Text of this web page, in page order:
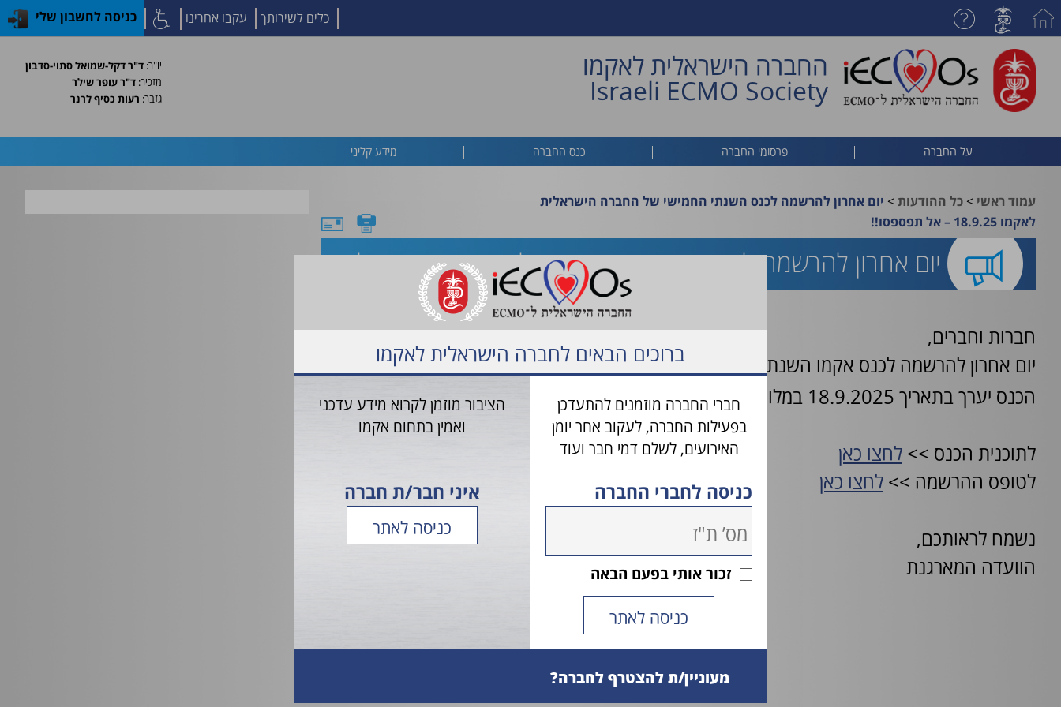
כלים לשירותך עקבו אחרינו כניסה לחשבון שלי
החברה הישראלית לאקמו
Israeli ECMO Society יו"ר: ד"ר דקל-שמואל סתוי-סדבון
מזכיר: ד"ר עופר שילר
גזבר: רעות כסיף לרנר
על החברה פרסומי החברה כנס החברה מידע קליני
עמוד ראשי > כל ההודעות> יום אחרון להרשמה לכנס השנתי החמישי של החברה הישראלית
לאקמו 18.9.25 – אל תפספסו!!
יום אחרון להרשמה לכנס השנתי החמישי של החברה הישראלית לאקמו 18.9.25 – אל תפספסו!!
חברות וחברים,
יום אחרון להרשמה לכנס אקמו השנתי החמישי בנושא"אתגרים בתמיכה המודינמית".
הכנס יערך בתאריך 18.9.2025 במלון דניאל הרצליה.
לתוכנית הכנס >>לחצו כאן
לטופס ההרשמה >>לחצו כאן
נשמח לראותכם,
הוועדה המארגנת
ברוכים הבאים לחברה הישראלית לאקמו
חברי החברה מוזמנים להתעדכן
בפעילות החברה, לעקוב אחר יומן
האירועים, לשלם דמי חבר ועוד
כניסה לחברי החברה
זכור אותי בפעם הבאה
הציבור מוזמן לקרוא מידע עדכני
ואמין בתחום אקמו
איני חבר/ת חברה
מעוניין/ת להצטרף לחברה?